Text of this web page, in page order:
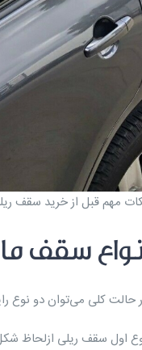
مهم قبل از خرید سقف
سقف
حالت کلی می‌توان دو نوع